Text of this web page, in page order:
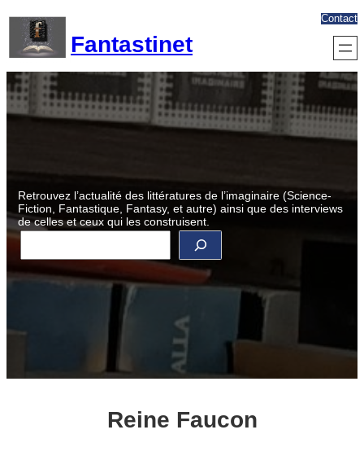
contenu
Fantastinet
Contact
Retrouvez l’actualité des littératures de l’imaginaire (Science-
Fiction, Fantastique, Fantasy, et autre) ainsi que des interviews
de celles et ceux qui les construisent.
R
c
h
Reine Faucon